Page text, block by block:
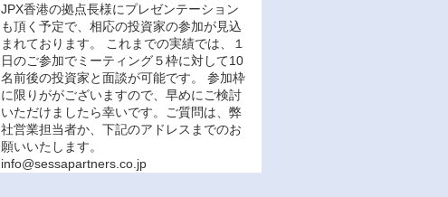
JPX香港の拠点長様にプレゼンテーション
も頂く予定で、相応の投資家の参加が見込
まれております。 これまでの実績では、１
日のご参加でミーティング５枠に対して10
名前後の投資家と面談が可能です。 参加枠
に限りががございますので、早めにご検討
いただけましたら幸いです。ご質問は、弊
社営業担当者か、下記のアドレスまでのお
願いいたします。
info@sessapartners.co.jp